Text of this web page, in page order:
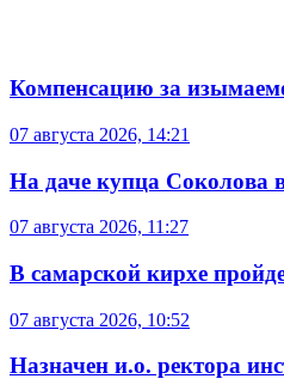
Компенсацию за
07 августа 2026, 14:21
На даче купца Соколова
07 августа 2026, 11:27
В самарской кирхе
07 августа 2026, 10:52
Назначен и.о. ректора